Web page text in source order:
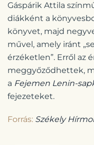
Gáspárik Attila
diákként a
könyvet, majd
művel, amely iránt
érzéketlen”. Erről az
meggyőződhettek,
a Fejemen Lenin-
fejezeteket.
Forrás: Székely